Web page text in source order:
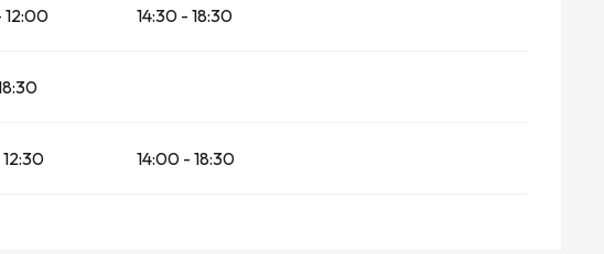
14:30 - 18:30
14:00 - 18:30